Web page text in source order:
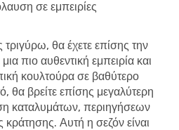
σε εμπειρίες
τριγύρω, θα έχετε επίσης την
πιο αυθεντική εμπειρία και
κουλτούρα σε βαθύτερο
θα βρείτε επίσης μεγαλύτερη
καταλυμάτων, περιηγήσεων
Αυτή η σεζόν είναι